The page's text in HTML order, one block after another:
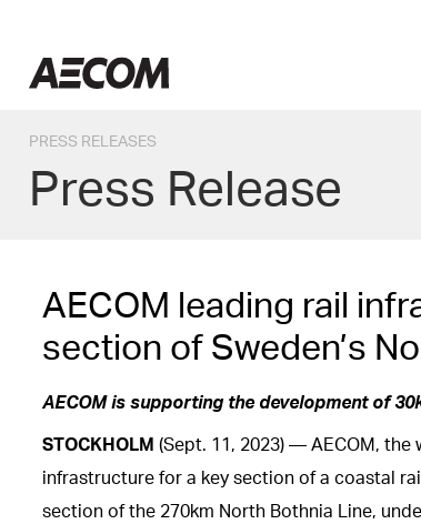
content
PRESS RELEASES
Press Release
AECOM leading rail
section of Sweden’s
AECOM is supporting the development of
STOCKHOLM (Sept. 11, 2023) — AECOM,
infrastructure for a key section of a coastal
section of the 270km North Bothnia Line,